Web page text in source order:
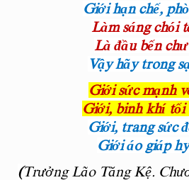
Giới hạn chế,
Làm sáng chói
Là đầu bến
Vậy hãy trong
Giới sức mạnh
Giới, binh khí tối
Giới, trang sức
Giới áo giáp
(Trưởng Lão Tăng Kệ.